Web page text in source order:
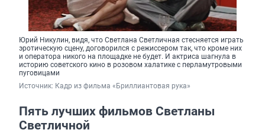
Юрий Никулин, видя, что Светлана Светличная стесняется играть
эротическую сцену, договорился с режиссером так, что кроме них
и оператора никого на площадке не будет. И актриса шагнула в
историю советского кино в розовом халатике с перламутровыми
пуговицами
Источник: Кадр из фильма «Бриллиантовая рука»
Пять лучших фильмов Светланы
Светличной